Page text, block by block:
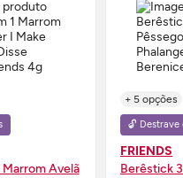
Avelã
+ 5 opções
🔓 Destrave
FRIENDS
Berêstick